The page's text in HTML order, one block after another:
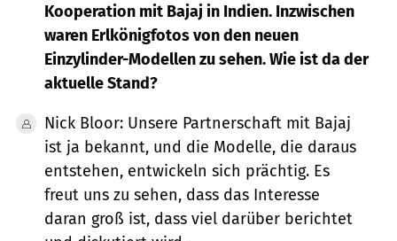
Kooperation mit Bajaj in Indien. Inzwischen
waren Erlkönigfotos von den neuen
Einzylinder-Modellen zu sehen. Wie ist da der
aktuelle Stand?
Nick Bloor: Unsere Partnerschaft mit Bajaj
ist ja bekannt, und die Modelle, die daraus
entstehen, entwickeln sich prächtig. Es
freut uns zu sehen, dass das Interesse
daran groß ist, dass viel darüber berichtet